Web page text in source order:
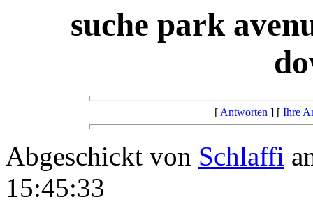
suche park
[Antworten] [ Ihre
Abgeschickt von Schlaffi
15:45:33